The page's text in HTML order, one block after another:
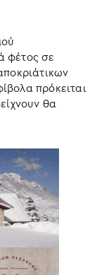
φέτος σε
πρόκειται
θα